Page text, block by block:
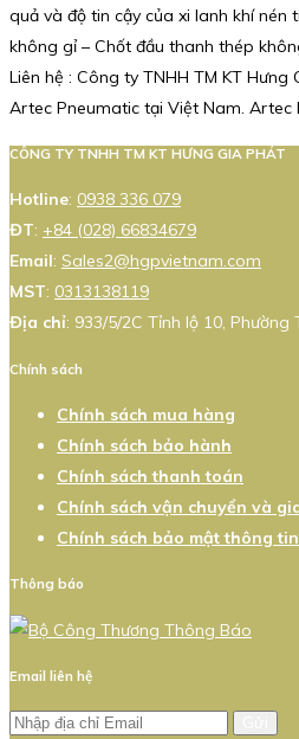
quả và độ tin cậy của xi lanh khí
không gỉ – Chốt đầu thanh thép
Liên hệ : Công ty TNHH TM KT
Artec Pneumatic tại Việt Nam. Artec
CÔNG TY TNHH TM KT HƯNG GIA PHÁT
Hotline: 0938 336 079
ĐT: +84 (028) 66834679
Email: Sales2@hgpvietnam.com
MST: 0313138119
Địa chỉ: 933/5/2C Tỉnh lộ 10,
Chính sách
Chính sách mua hàng
Chính sách bảo hành
Chính sách thanh toán
Chính sách vận chuyển và
Chính sách bảo mật thông tin
Thông báo
Email liên hệ